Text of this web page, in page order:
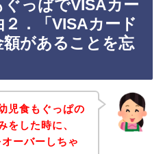
っぱでVISAカー
２．「VISAカード
があることを忘
児食もぐっぱの
をした時に、
ーバーしちゃ